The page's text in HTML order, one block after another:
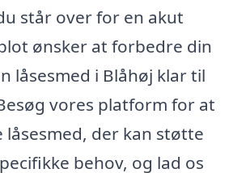
står over for en akut
ønsker at forbedre din
låsesmed i Blåhøj klar til
vores platform for at
der kan støtte
behov, og lad os